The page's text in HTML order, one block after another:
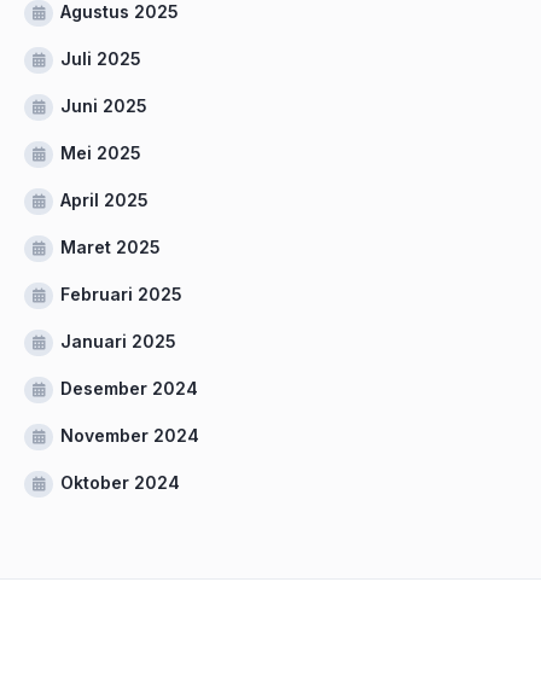
Agustus 2025
Juli 2025
Juni 2025
Mei 2025
April 2025
Maret 2025
Februari 2025
Januari 2025
Desember 2024
November 2024
Oktober 2024